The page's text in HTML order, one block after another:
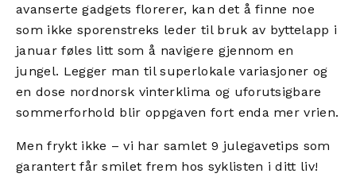
avanserte gadgets florerer, kan det å finne noe
som ikke sporenstreks leder til bruk av byttelapp i
januar føles litt som å navigere gjennom en
jungel. Legger man til superlokale variasjoner og
en dose nordnorsk vinterklima og uforutsigbare
sommerforhold blir oppgaven fort enda mer vrien.
Men frykt ikke – vi har samlet 9 julegavetips som
garantert får smilet frem hos syklisten i ditt liv!